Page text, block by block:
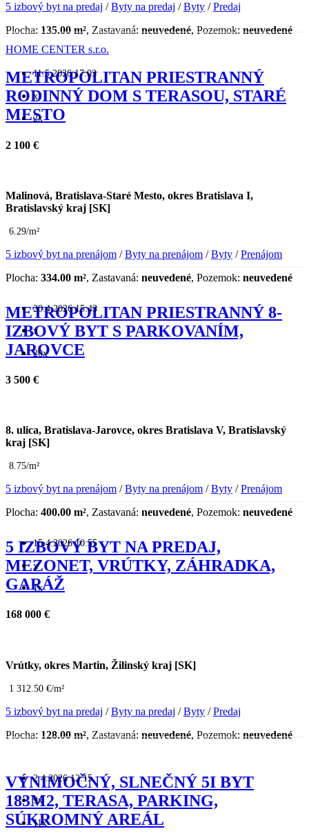
5 izbový byt na predaj /Byty na predaj /Byty /Predaj
Plocha: 135.00 m², Zastavaná: neuvedené, Pozemok: neuvedené
HOME CENTER s.r.o.
11.5.2026 17:03
x
2x
METROPOLITAN PRIESTRANNÝ
RODINNÝ DOM S TERASOU, STARÉ
MESTO
2 100 €
Malinová, Bratislava-Staré Mesto, okres Bratislava I,
Bratislavský kraj [SK]
6.29/m²
5 izbový byt na prenájom /Byty na prenájom /Byty /Prenájom
Plocha: 334.00 m², Zastavaná: neuvedené, Pozemok: neuvedené
20.4.2026 15:43
x
20x
METROPOLITAN PRIESTRANNÝ 8-
IZBOVÝ BYT S PARKOVANÍM,
JAROVCE
3 500 €
8. ulica, Bratislava-Jarovce, okres Bratislava V, Bratislavský
kraj [SK]
8.75/m²
5 izbový byt na prenájom /Byty na prenájom /Byty /Prenájom
Plocha: 400.00 m², Zastavaná: neuvedené, Pozemok: neuvedené
15.4.2026 10:55
x
1x
5 IZBOVÝ BYT NA PREDAJ,
MEZONET, VRÚTKY, ZÁHRADKA,
GARÁŽ
168 000 €
Vrútky, okres Martin, Žilinský kraj [SK]
1 312.50 €/m²
5 izbový byt na predaj /Byty na predaj /Byty /Predaj
Plocha: 128.00 m², Zastavaná: neuvedené, Pozemok: neuvedené
2.4.2026 12:15
9x
11x
VÝNIMOČNÝ, SLNEČNÝ 5I BYT
183M2, TERASA, PARKING,
SÚKROMNÝ AREÁL